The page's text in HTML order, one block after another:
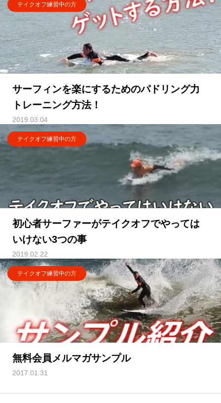
テイクオフ練習中の方
サーフィンを楽にするためのパドリング力
トレーニング方法！
2019.03.04
テイクオフ練習中の方
初心者サーファーがテイクオフでやっては
いけない3つの事
2019.02.22
テイクオフ練習中の方
無料会員メルマガサンプル
2017.01.31